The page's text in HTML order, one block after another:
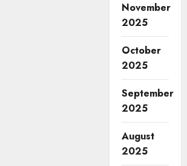
November
2025
October
2025
September
2025
August
2025